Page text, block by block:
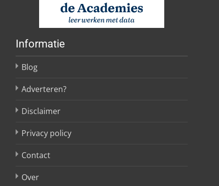
Informatie
Blog
Adverteren?
Disclaimer
Privacy policy
Contact
Over